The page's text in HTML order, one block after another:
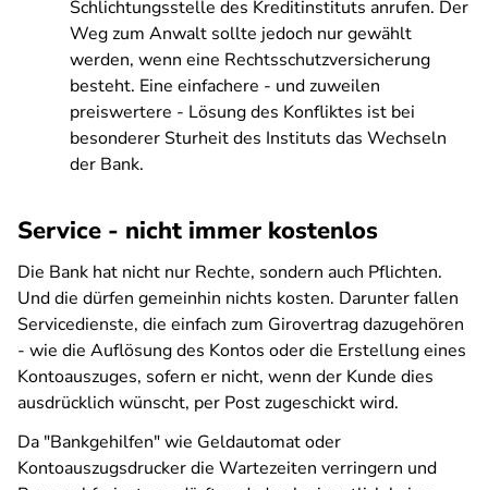
Schlichtungsstelle des Kreditinstituts anrufen. Der
Weg zum Anwalt sollte jedoch nur gewählt
werden, wenn eine Rechtsschutzversicherung
besteht. Eine einfachere - und zuweilen
preiswertere - Lösung des Konfliktes ist bei
besonderer Sturheit des Instituts das Wechseln
der Bank.
Service - nicht immer kostenlos
Die Bank hat nicht nur Rechte, sondern auch Pflichten.
Und die dürfen gemeinhin nichts kosten. Darunter fallen
Servicedienste, die einfach zum Girovertrag dazugehören
- wie die Auflösung des Kontos oder die Erstellung eines
Kontoauszuges, sofern er nicht, wenn der Kunde dies
ausdrücklich wünscht, per Post zugeschickt wird.
Da "Bankgehilfen" wie Geldautomat oder
Kontoauszugsdrucker die Wartezeiten verringern und